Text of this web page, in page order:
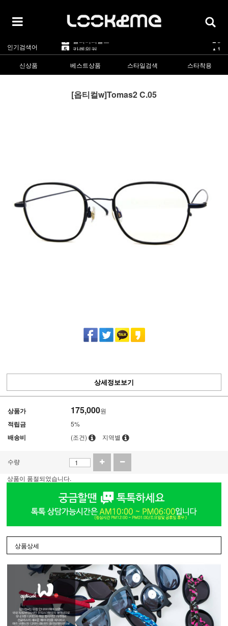
인기검색어
2 마스카 ▲3
린드버그 ▼-2
5 카렌워커 ▲1
1 라피스센시블레
▲3
신상품
베스트상품 스타일검색 스타착용
[옵티컬w]Tomas2 C.05
상세정보보기
상품가 175,000원
적립금 5%
배송비 (조건) 지역별
수량
상품이 품절되었습니다.
상품상세